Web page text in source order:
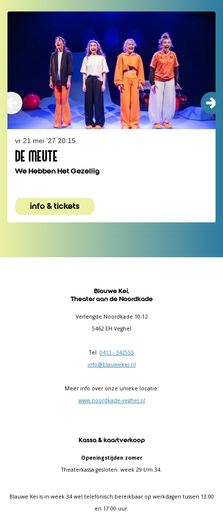
DE MEUTE
We Hebben Het Gezellig
vr 21 mei ’27 20:15
info & tickets
Blauwe Kei,
Theater aan de Noordkade
Verlengde Noordkade 10-12
5462 EH Veghel
Tel: 0413 - 342555
info@blauwekei.nl
Meer info over onze unieke locatie:
www.noordkade-veghel.nl
Kassa & kaartverkoop
Openingstijden zomer
Theaterkassa gesloten: week 29 t/m 34.
Blauwe Kei is in week 34 wel telefonisch bereikbaar op werkdagen tussen 13.00
en 17.00 uur.